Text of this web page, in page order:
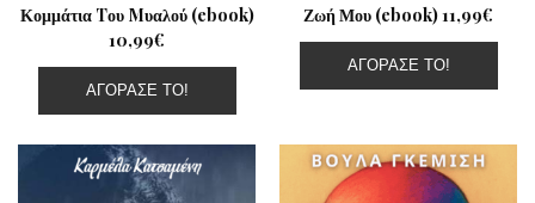
Κομμάτια Tου Mυαλού (ebook)
10,99€
ΑΓΌΡΑΣΕ ΤΟ!
Ζωή Μου (ebook) 11,99€
ΑΓΌΡΑΣΕ ΤΟ!